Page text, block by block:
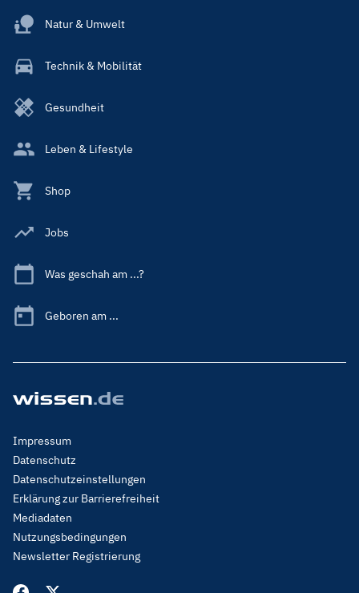
Natur & Umwelt
Technik & Mobilität
Gesundheit
Leben & Lifestyle
Shop
Jobs
Was geschah am ...?
Geboren am ...
Footer
Menu
Legal
Impressum
Datenschutz
Datenschutzeinstellungen
Erklärung zur Barrierefreiheit
Mediadaten
Nutzungsbedingungen
Newsletter Registrierung